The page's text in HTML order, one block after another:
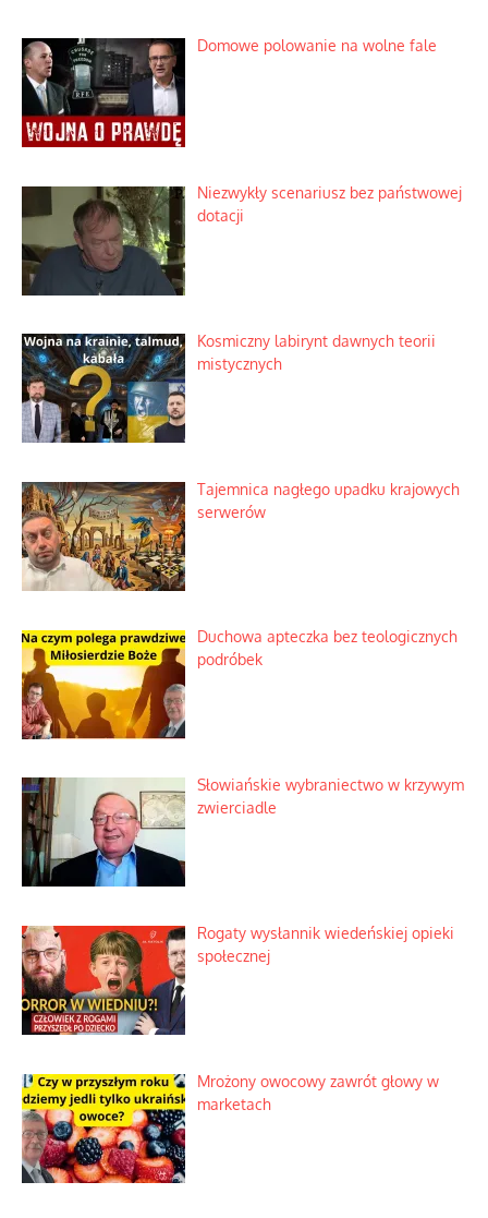
Domowe polowanie na wolne fale
Niezwykły scenariusz bez państwowej
dotacji
Kosmiczny labirynt dawnych teorii
mistycznych
Tajemnica nagłego upadku krajowych
serwerów
Duchowa apteczka bez teologicznych
podróbek
Słowiańskie wybraniectwo w krzywym
zwierciadle
Rogaty wysłannik wiedeńskiej opieki
społecznej
Mrożony owocowy zawrót głowy w
marketach